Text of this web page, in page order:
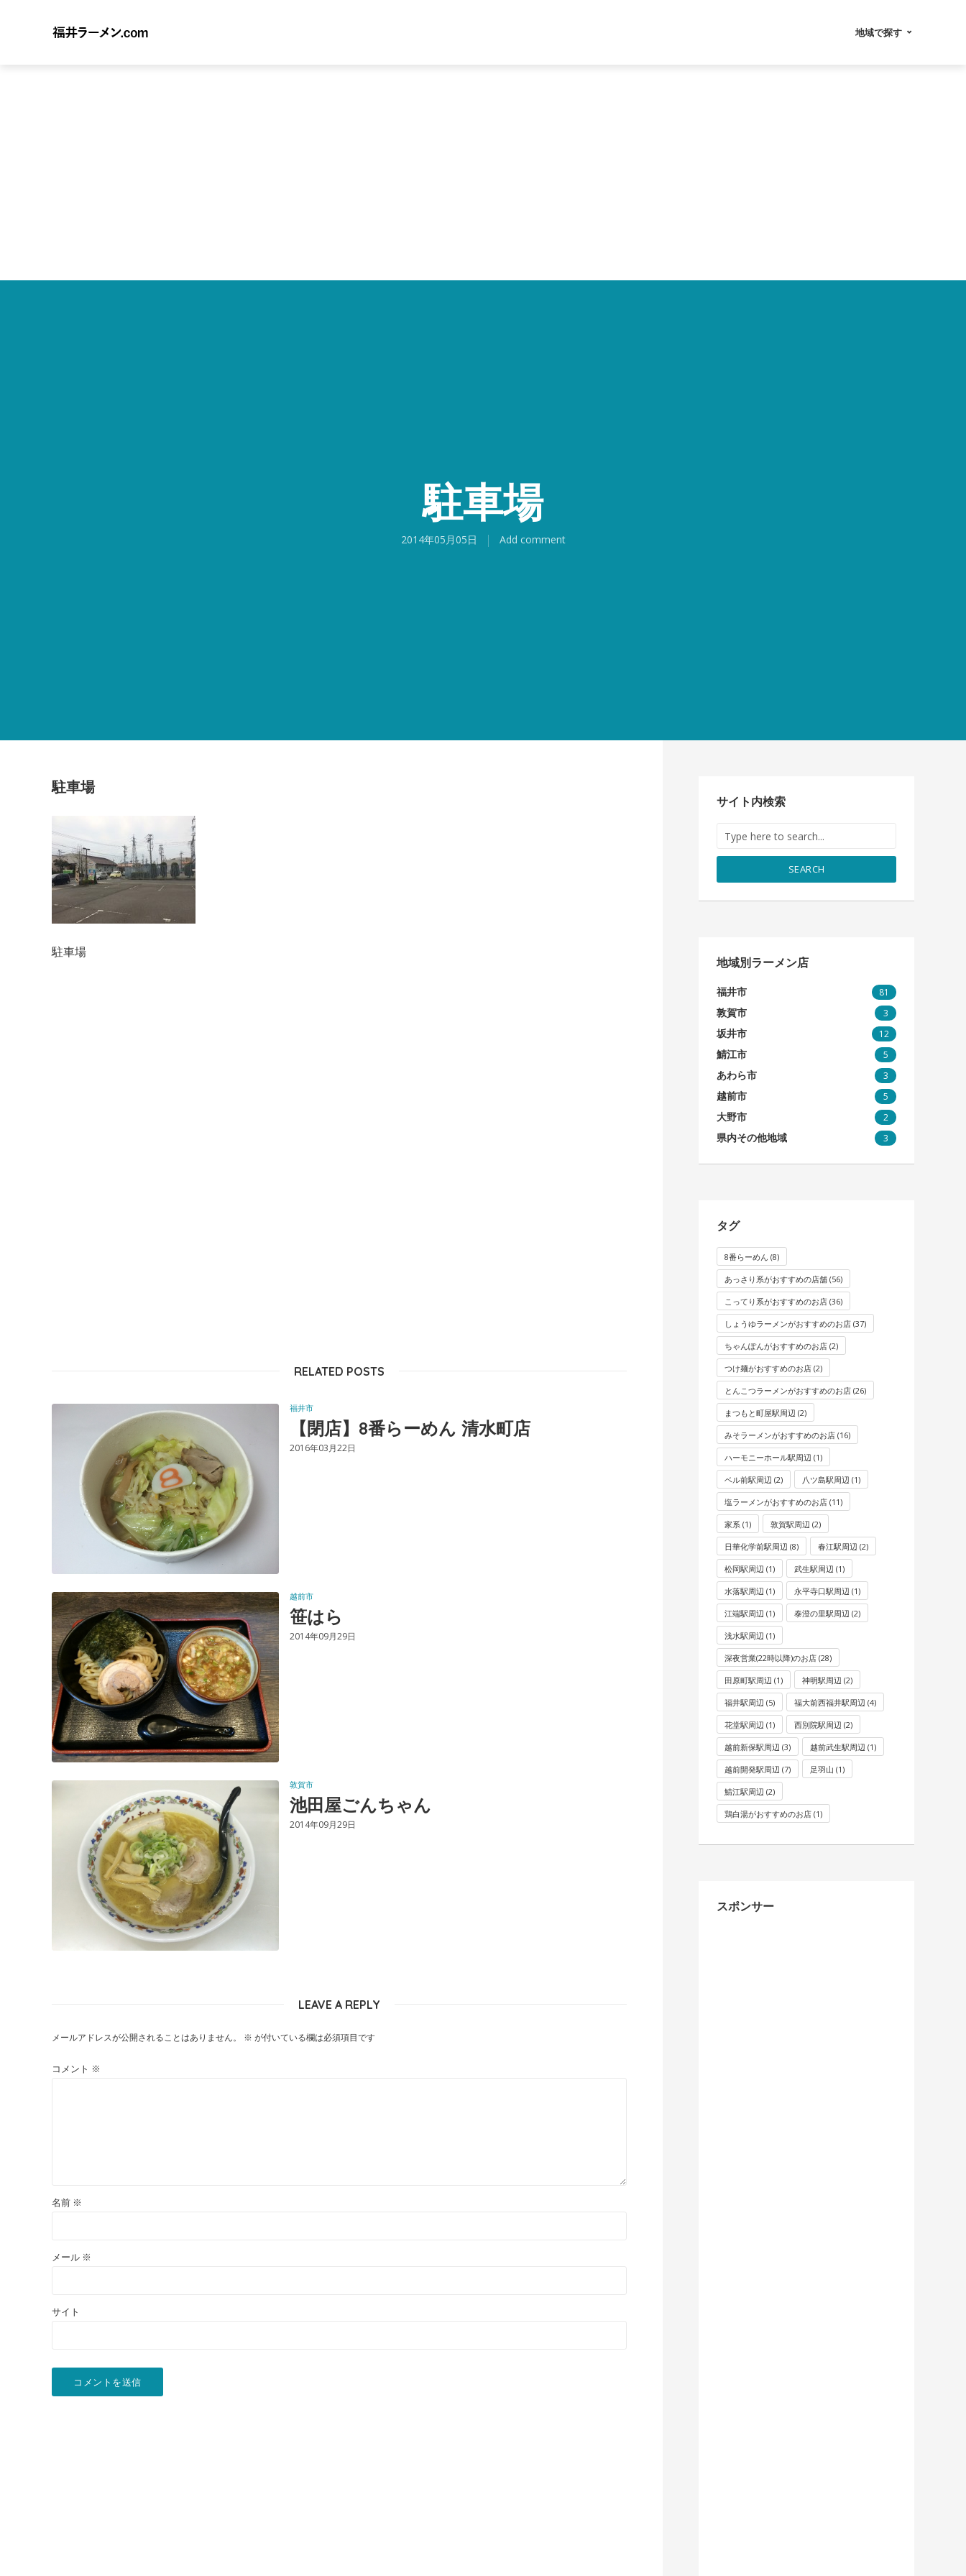
地域で探す
駐車場
2014年05月05日 Add comment
駐車場
駐車場
RELATED POSTS
福井市
【閉店】8番らーめん 清水町店
2016年03月22日
越前市
笹はら
2014年09月29日
敦賀市
池田屋ごんちゃん
2014年09月29日
LEAVE A REPLY
メールアドレスが公開されることはありません。 ※ が付いている欄は必須項目です
コメント ※
名前 ※
メール ※
サイト
サイト内検索
SEARCH
地域別ラーメン店
福井市 81
敦賀市 3
坂井市 12
鯖江市 5
あわら市 3
越前市 5
大野市 2
県内その他地域 3
タグ
8番らーめん (8)
あっさり系がおすすめの店舗 (56)
こってり系がおすすめのお店 (36)
しょうゆラーメンがおすすめのお店 (37)
ちゃんぽんがおすすめのお店 (2)
つけ麺がおすすめのお店 (2)
とんこつラーメンがおすすめのお店 (26)
まつもと町屋駅周辺 (2)
みそラーメンがおすすめのお店 (16)
ハーモニーホール駅周辺 (1)
ベル前駅周辺 (2) 八ツ島駅周辺 (1)
塩ラーメンがおすすめのお店 (11)
家系 (1) 敦賀駅周辺 (2)
日華化学前駅周辺 (8) 春江駅周辺 (2)
松岡駅周辺 (1) 武生駅周辺 (1)
水落駅周辺 (1) 永平寺口駅周辺 (1)
江端駅周辺 (1) 泰澄の里駅周辺 (2)
浅水駅周辺 (1)
深夜営業(22時以降)のお店 (28)
田原町駅周辺 (1) 神明駅周辺 (2)
福井駅周辺 (5) 福大前西福井駅周辺 (4)
花堂駅周辺 (1) 西別院駅周辺 (2)
越前新保駅周辺 (3) 越前武生駅周辺 (1)
越前開発駅周辺 (7) 足羽山 (1)
鯖江駅周辺 (2)
鶏白湯がおすすめのお店 (1)
スポンサー